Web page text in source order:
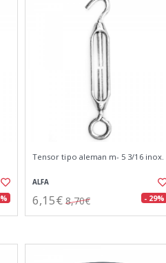
Tensor tipo aleman m- 5 3/16 inox.
ALFA
6,15€ 8,70€ - 29%